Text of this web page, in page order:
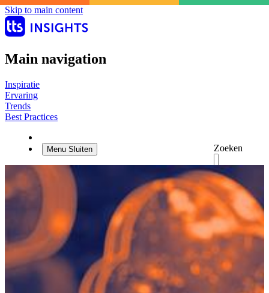
Skip to main content
Main navigation
Inspiratie
Ervaring
Trends
Best Practices
Zoeken
Menu Sluiten